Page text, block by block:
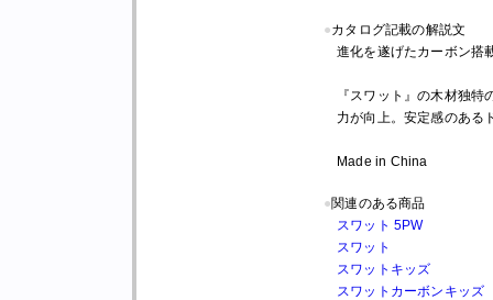
●カタログ記載の解説文
進化を遂げたカーボン搭
『スワット』の木材独
力が向上。安定感のある
Made in China
●関連のある商品
スワット 5PW
スワット
スワットキッズ
スワットカーボンキッズ